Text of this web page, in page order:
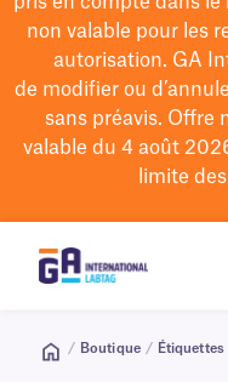
non valable pour les
autorisation. GA
de modifierou
sans préavis. Offre
valable du 4 août
limite
/ Boutique / Étiquettes